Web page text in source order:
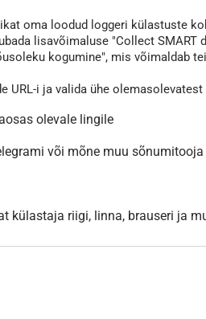
oma loodud loggeri külastuste
lisavõimaluse "Collect
kogumine", mis võimaldab
URL-i ja valida ühe
olevale lingile
või mõne muu
külastaja riigi, linna, brauseri ja